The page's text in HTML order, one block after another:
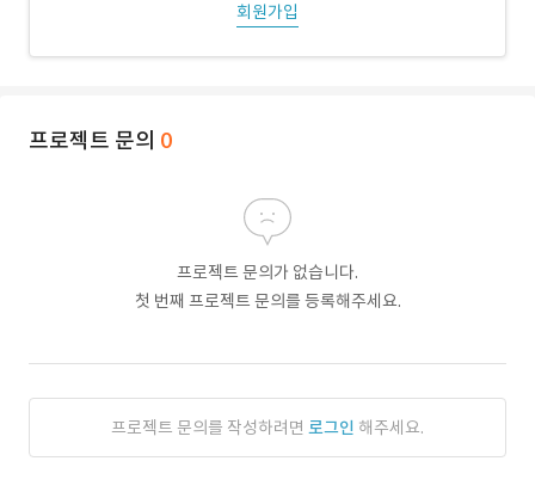
회원가입
프로젝트 문의 0
프로젝트 문의가 없습니다.
첫 번째 프로젝트 문의를 등록해주세요.
프로젝트 문의를 작성하려면 로그인 해주세요.